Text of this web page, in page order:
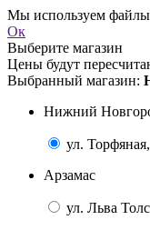
Мы используем файлы
Ок
Выберите магазин
Цены будут
Выбранный магазин:
Нижний
ул.
Арзамас
ул. Льва